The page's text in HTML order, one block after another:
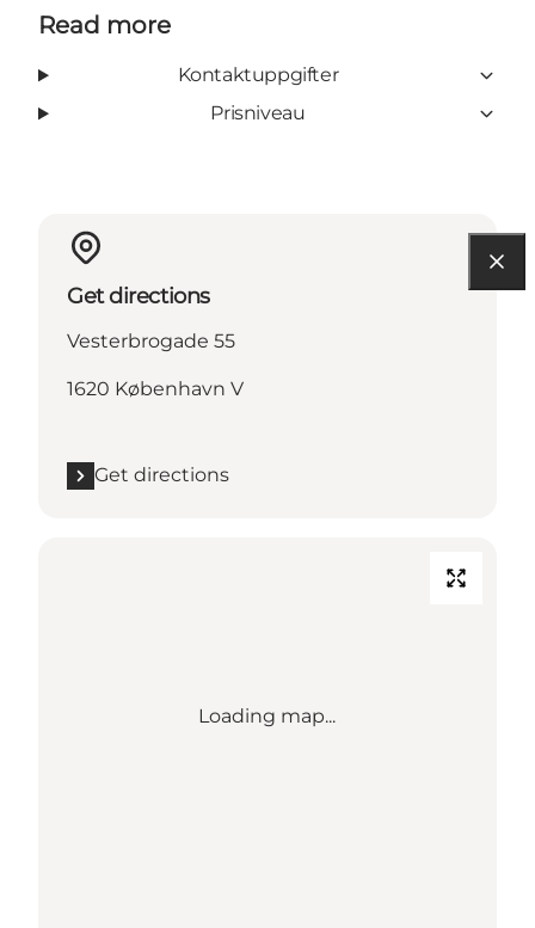
Read more
Kontaktuppgifter
Prisniveau
Get directions
Vesterbrogade 55
1620 København V
Get directions
Loading map...